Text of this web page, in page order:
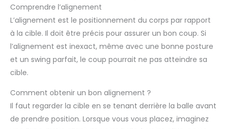
Comprendre l’alignement
L’alignement est le positionnement du corps par rapport
à la cible. Il doit être précis pour assurer un bon coup. Si
l’alignement est inexact, même avec une bonne posture
et un swing parfait, le coup pourrait ne pas atteindre sa
cible.
Comment obtenir un bon alignement ?
Il faut regarder la cible en se tenant derrière la balle avant
de prendre position. Lorsque vous vous placez, imaginez